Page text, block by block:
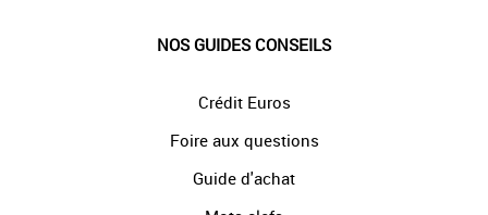
NOS GUIDES CONSEILS
Crédit Euros
Foire aux questions
Guide d'achat